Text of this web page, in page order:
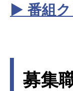
▶ 番組ク
募集